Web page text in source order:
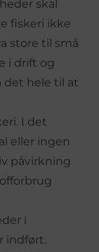
skal
fiskeri ikke
store til små
i drift og
det hele til at
I det
eller ingen
påvirkning
i
indført.